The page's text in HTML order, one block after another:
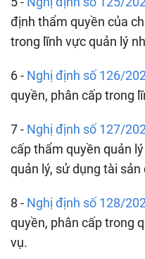
định thẩm quyền của
trong lĩnh vực quản lý
6 - Nghị định số 126/
quyền, phân cấp trong
7 - Nghị định số 127/
cấp thẩm quyền quản
quản lý, sử dụng tài sản
8 - Nghị định số 128/
quyền, phân cấp trong
vụ.